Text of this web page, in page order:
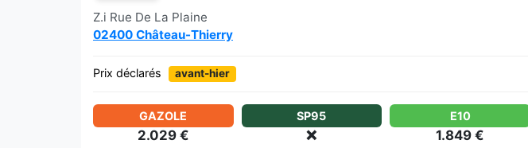
Z.i Rue De La Plaine
02400 Château-Thierry
Prix déclarés avant-hier
GAZOLE
2.029 €
SP95
❌
E10
1.849 €